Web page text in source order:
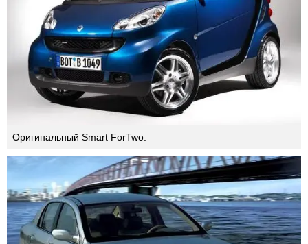
Еще один китайский клон Smart(а).